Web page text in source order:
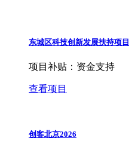
东城区科技创新发展扶持项目
项目补贴： 资金支持
查看项目
创客北京2026